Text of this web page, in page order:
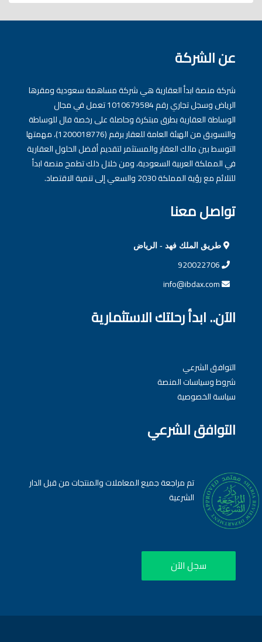
عن الشركة
شركة منصة ابدأ العقارية هي شركة مساهمة سعودية ومقرها
الرياض وسجل تجاري رقم 1010679584 تعمل في مجال
الوساطة العقارية بطرق مبتكرة وحاصلة على رخصة فال للوساطة
والتسويق من الهيئة العامة للعقار برقم (1200018776)، مهمتها
التوسط بين مالك العقار والمستثمر لتقديم أفضل الحلول العقارية
في المملكة العربية السعودية، ومن خلال ذلك تطمح منصة ابدأ
للتلائم مع رؤية المملكة 2030 والسعي إلى تنمية الاقتصاد.
تواصل معنا
طريق الملك فهد - الرياض
info@ibdax.com
الآن.. ابدأ رحلتك الاستثمارية
التوافق الشرعي
شروط وسياسات المنصة
سياسة الخصوصية
التوافق الشرعي
تم مراجعة جميع المعاملات والمنتجات من قبل الدار
الشرعية
سجل الآن